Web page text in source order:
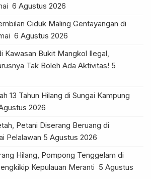
6 Agustus 2026
Ciduk Maling Gentayangan di
6 Agustus 2026
Kawasan Bukit Mangkol Ilegal,
Tak Boleh Ada Aktivitas! 5
13 Tahun Hilang di Sungai Kampung
2026
Petani Diserang Beruang di
Pelalawan 5 Agustus 2026
Hilang, Pompong Tenggelam di
Kepulauan Meranti 5 Agustus